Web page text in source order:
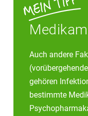
Auch andere
gehören
bestimmte